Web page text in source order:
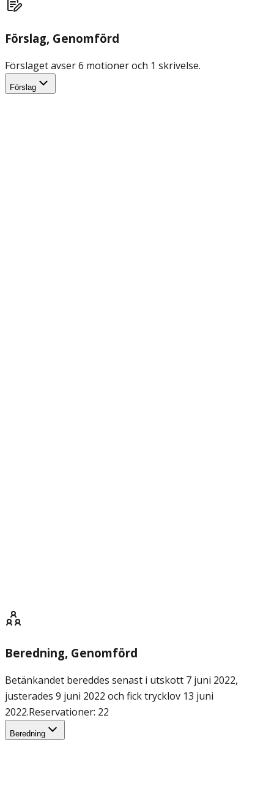
Förslag, Genomförd
Förslaget avser 6 motioner och 1 skrivelse.
Förslag
Beredning, Genomförd
Betänkandet bereddes senast i utskott 7 juni 2022,
justerades 9 juni 2022 och fick trycklov 13 juni
2022.Reservationer: 22
Beredning